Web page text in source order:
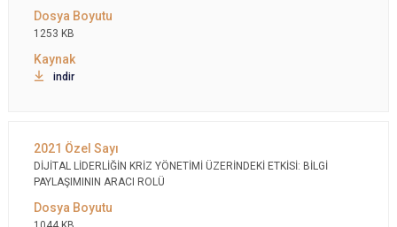
1253 KB
indir
DİJİTAL LİDERLİĞİN KRİZ YÖNETİMİ ÜZERİNDEKİ ETKİSİ: BİLGİ
PAYLAŞIMININ ARACI ROLÜ